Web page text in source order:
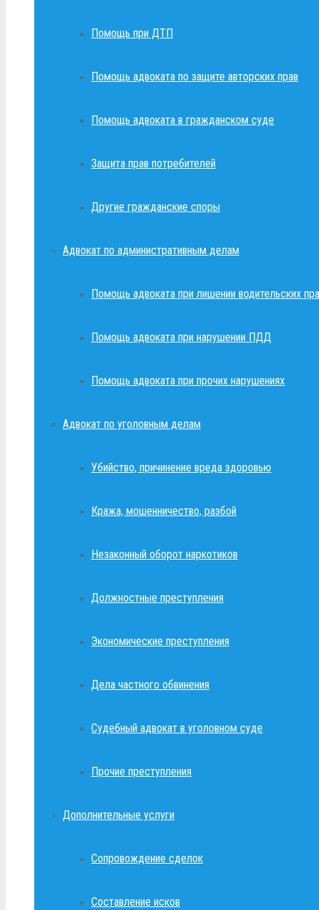
Помощь при ДТП
Помощь адвоката по защите авторских прав
Помощь адвоката в гражданском суде
Защита прав потребителей
Другие гражданские споры
Адвокат по административным делам
Помощь адвоката при лишении водительских
Помощь адвоката при нарушении ПДД
Помощь адвоката при прочих нарушениях
Адвокат по уголовным делам
Убийство, причинение вреда здоровью
Кража, мошенничество, разбой
Незаконный оборот наркотиков
Должностные преступления
Экономические преступления
Дела частного обвинения
Судебный адвокат в уголовном суде
Прочие преступления
Дополнительные услуги
Сопровождение сделок
Составление исков